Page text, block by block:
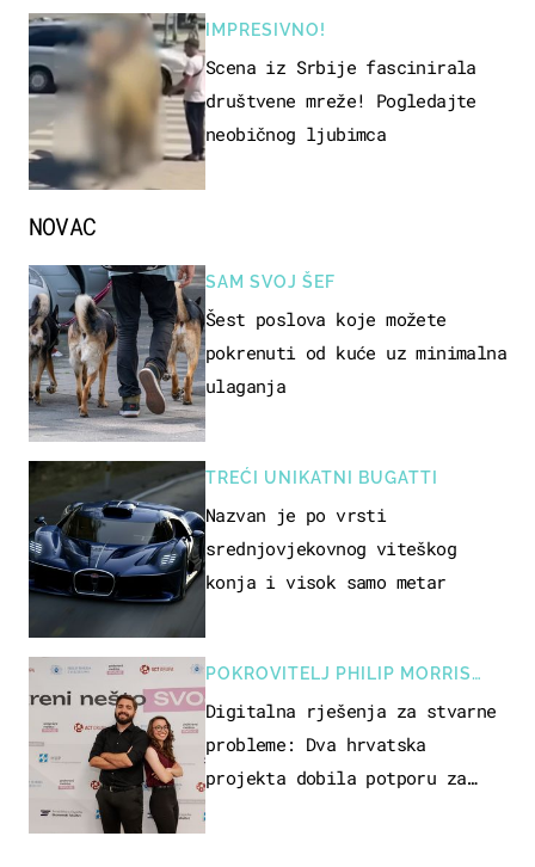
IMPRESIVNO!
Scena iz Srbije fascinirala
društvene mreže! Pogledajte
neobičnog ljubimca
NOVAC
SAM SVOJ ŠEF
Šest poslova koje možete
pokrenuti od kuće uz minimalna
ulaganja
TREĆI UNIKATNI BUGATTI
Nazvan je po vrsti
srednjovjekovnog viteškog
konja i visok samo metar
POKROVITELJ PHILIP MORRIS
ZAGREB
Digitalna rješenja za stvarne
probleme: Dva hrvatska
projekta dobila potporu za